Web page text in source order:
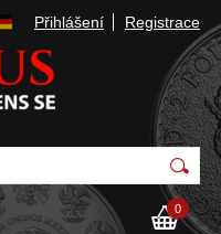
Přihlášení Registrace
0